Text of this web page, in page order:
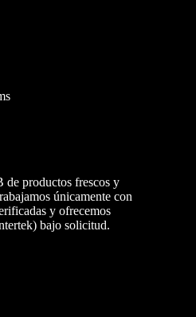
de productos frescos y
únicamente con
y ofrecemos
bajo solicitud.